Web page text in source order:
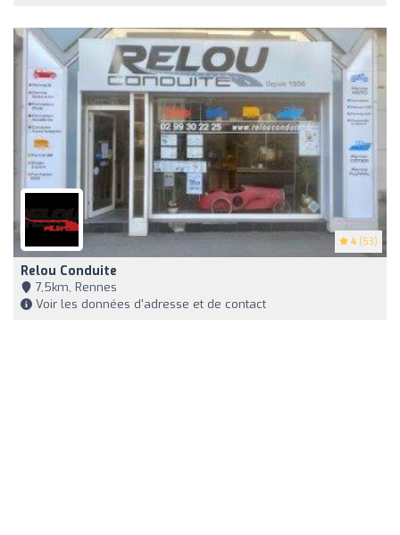
4 (53)
Relou Conduite
7,5km, Rennes
Voir les données d'adresse et de contact